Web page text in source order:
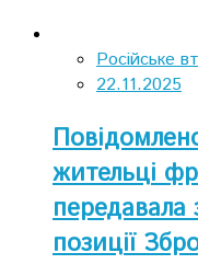
Російське
22.11.2025
жительці
позиції